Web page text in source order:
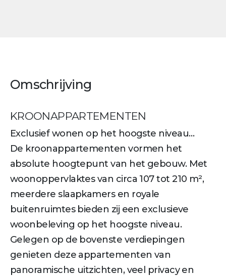
Omschrijving
KROONAPPARTEMENTEN
Exclusief wonen op het hoogste niveau…
De kroonappartementen vormen het
absolute hoogtepunt van het gebouw. Met
woonoppervlaktes van circa 107 tot 210 m²,
meerdere slaapkamers en royale
buitenruimtes bieden zij een exclusieve
woonbeleving op het hoogste niveau.
Gelegen op de bovenste verdiepingen
genieten deze appartementen van
panoramische uitzichten, veel privacy en